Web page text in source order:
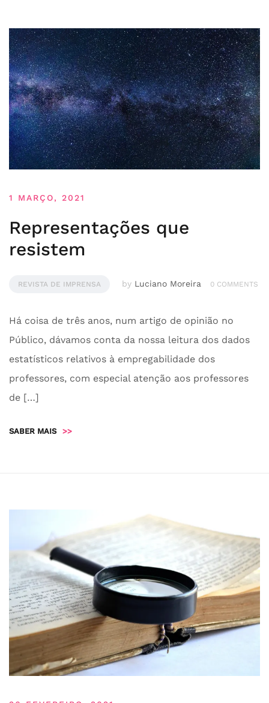
1 MARÇO, 2021
Representações que
resistem
REVISTA DE IMPRENSA by Luciano Moreira 0 COMMENTS
Há coisa de três anos, num artigo de opinião no
Público, dávamos conta da nossa leitura dos dados
estatísticos relativos à empregabilidade dos
professores, com especial atenção aos professores
de […]
SABER MAIS >>